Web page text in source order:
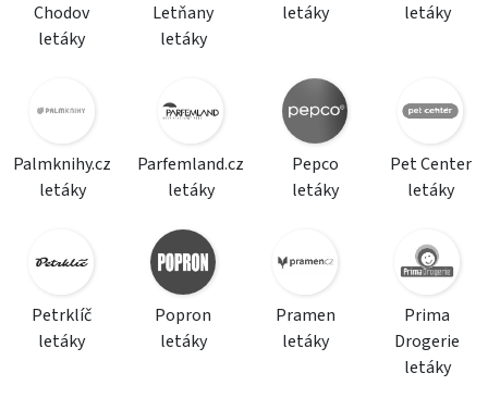
Chodov
letáky
Letňany
letáky
letáky
letáky
Palmknihy.cz
letáky
Parfemland.cz
letáky
Pepco
letáky
Pet Center
letáky
Petrklíč
letáky
Popron
letáky
Pramen
letáky
Prima
Drogerie
letáky